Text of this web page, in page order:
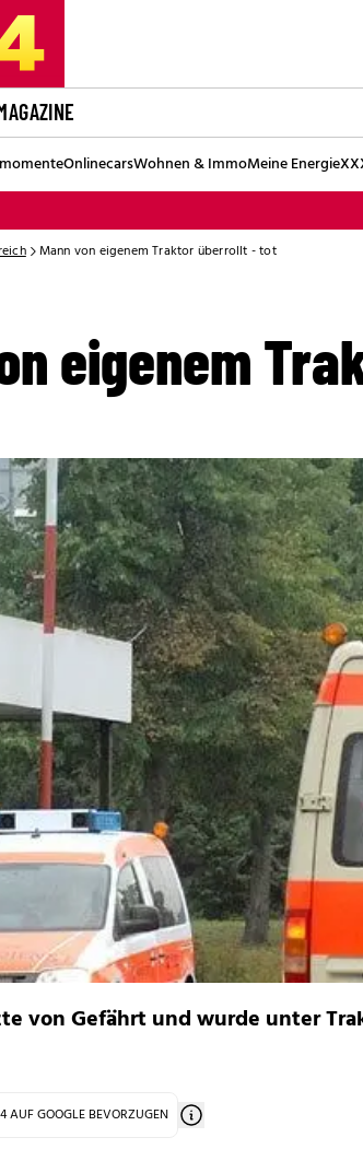
OnlinecarsWohnen & ImmoMeine Energie
Mann von eigenem Traktor überrollt - tot
eigenem
von Gefährt und wurde unter
AUF GOOGLE BEVORZUGEN